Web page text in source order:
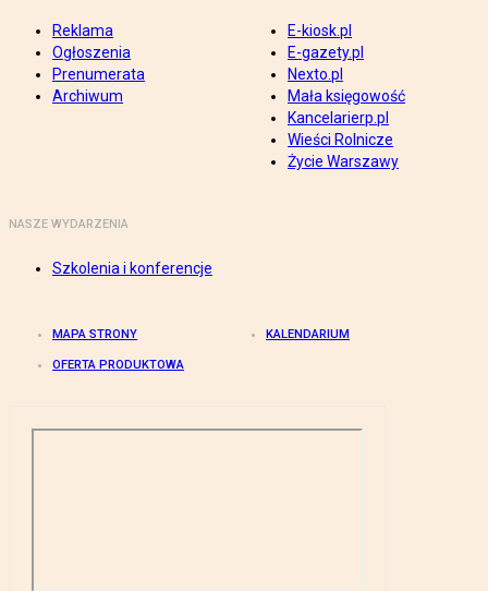
Reklama
Ogłoszenia
Prenumerata
Archiwum
E-kiosk.pl
E-gazety.pl
Nexto.pl
Mała księgowość
Kancelarierp.pl
Wieści Rolnicze
Życie Warszawy
NASZE WYDARZENIA
Szkolenia i konferencje
MAPA STRONY KALENDARIUM
OFERTA PRODUKTOWA